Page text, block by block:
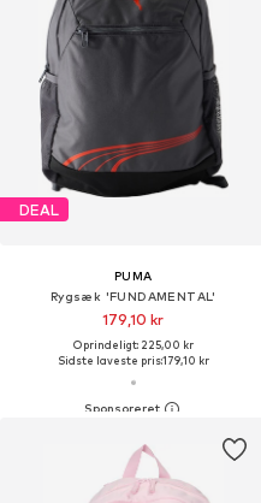
DEAL
PUMA
Rygsæk 'FUNDAMENTAL'
179,10 kr
Oprindeligt: 225,00 kr
Sidste laveste pris:179,10 kr